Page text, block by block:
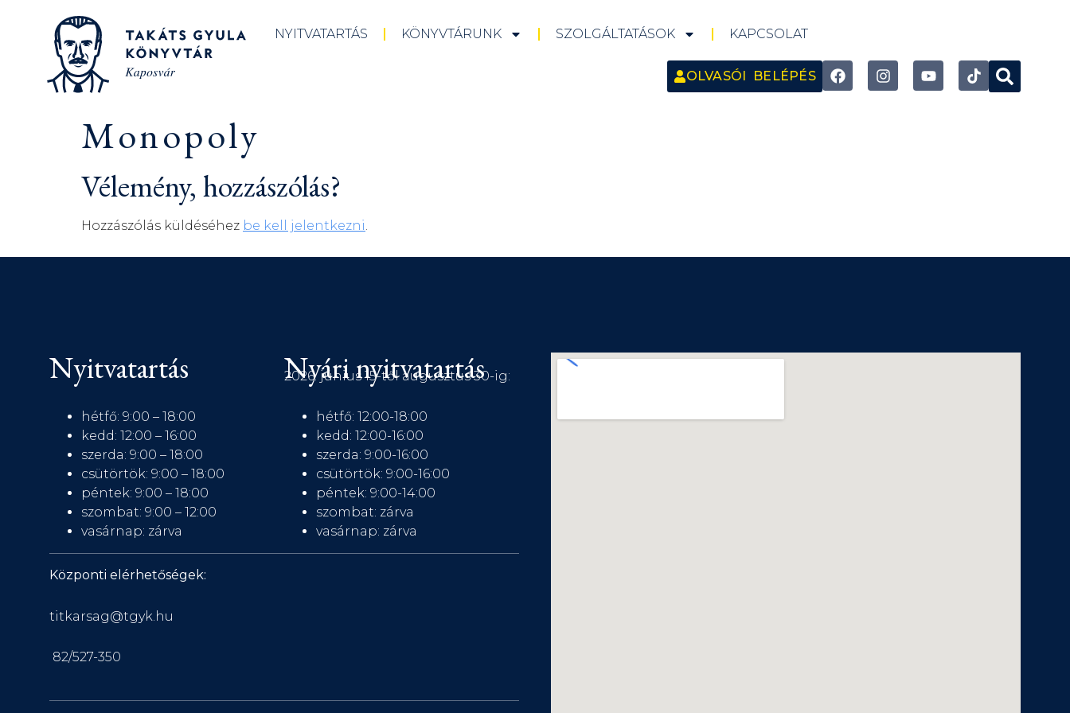
NYITVATARTÁS KÖNYVTÁRUNK SZOLGÁLTATÁSOK KAPCSOLAT
OLVASÓI BELÉPÉS
Monopoly
Vélemény, hozzászólás?
Hozzászólás küldéséhez be kell jelentkezni.
Nyitvatartás
hétfő: 9:00 – 18:00
kedd: 12:00 – 16:00
szerda: 9:00 – 18:00
csütörtök: 9:00 – 18:00
péntek: 9:00 – 18:00
szombat: 9:00 – 12:00
vasárnap: zárva
Nyári nyitvatartás
2026. június 15-től augusztus 30-ig:
hétfő: 12:00-18:00
kedd: 12:00-16:00
szerda: 9:00-16:00
csütörtök: 9:00-16:00
péntek: 9:00-14:00
szombat: zárva
vasárnap: zárva
Központi elérhetőségek:
titkarsag@tgyk.hu
82/527-350